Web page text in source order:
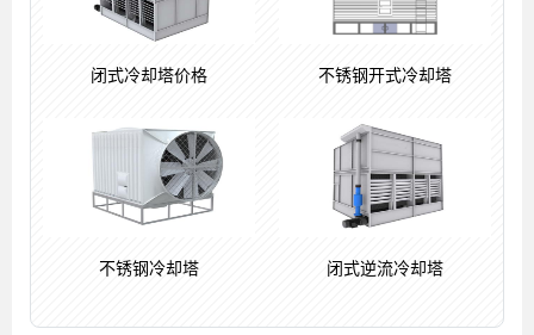
闭式冷却塔价格 不锈钢开式冷却塔
不锈钢冷却塔 闭式逆流冷却塔